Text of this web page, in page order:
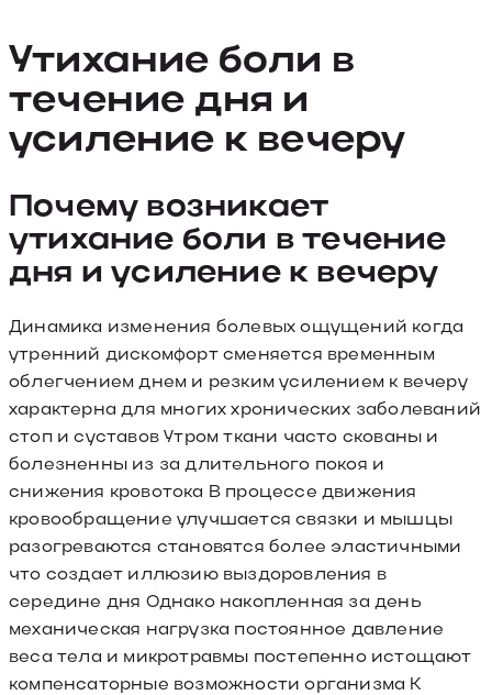
Утихание боли в
течение дня и
усиление к вечеру
Почему возникает
утихание боли в течение
дня и усиление к вечеру
Динамика изменения болевых ощущений когда
утренний дискомфорт сменяется временным
облегчением днем и резким усилением к вечеру
характерна для многих хронических заболеваний
стоп и суставов Утром ткани часто скованы и
болезненны из за длительного покоя и
снижения кровотока В процессе движения
кровообращение улучшается связки и мышцы
разогреваются становятся более эластичными
что создает иллюзию выздоровления в
середине дня Однако накопленная за день
механическая нагрузка постоянное давление
веса тела и микротравмы постепенно истощают
компенсаторные возможности организма К